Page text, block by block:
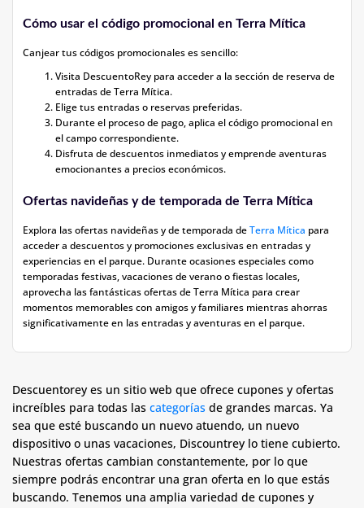
Cómo usar el código promocional en Terra Mítica
Canjear tus códigos promocionales es sencillo:
Visita DescuentoRey para acceder a la sección de reserva de
entradas de Terra Mítica.
Elige tus entradas o reservas preferidas.
Durante el proceso de pago, aplica el código promocional en
el campo correspondiente.
Disfruta de descuentos inmediatos y emprende aventuras
emocionantes a precios económicos.
Ofertas navideñas y de temporada de Terra Mítica
Explora las ofertas navideñas y de temporada deTerra Mítica para
acceder a descuentos y promociones exclusivas en entradas y
experiencias en el parque. Durante ocasiones especiales como
temporadas festivas, vacaciones de verano o fiestas locales,
aprovecha las fantásticas ofertas de Terra Mítica para crear
momentos memorables con amigos y familiares mientras ahorras
significativamente en las entradas y aventuras en el parque.
Descuentorey es un sitio web que ofrece cupones y ofertas
increíbles para todas las categorías de grandes marcas. Ya
sea que esté buscando un nuevo atuendo, un nuevo
dispositivo o unas vacaciones, Discountrey lo tiene cubierto.
Nuestras ofertas cambian constantemente, por lo que
siempre podrás encontrar una gran oferta en lo que estás
buscando. Tenemos una amplia variedad de cupones y